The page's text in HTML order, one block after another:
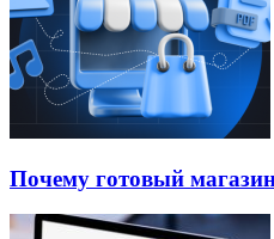
Почему готовый